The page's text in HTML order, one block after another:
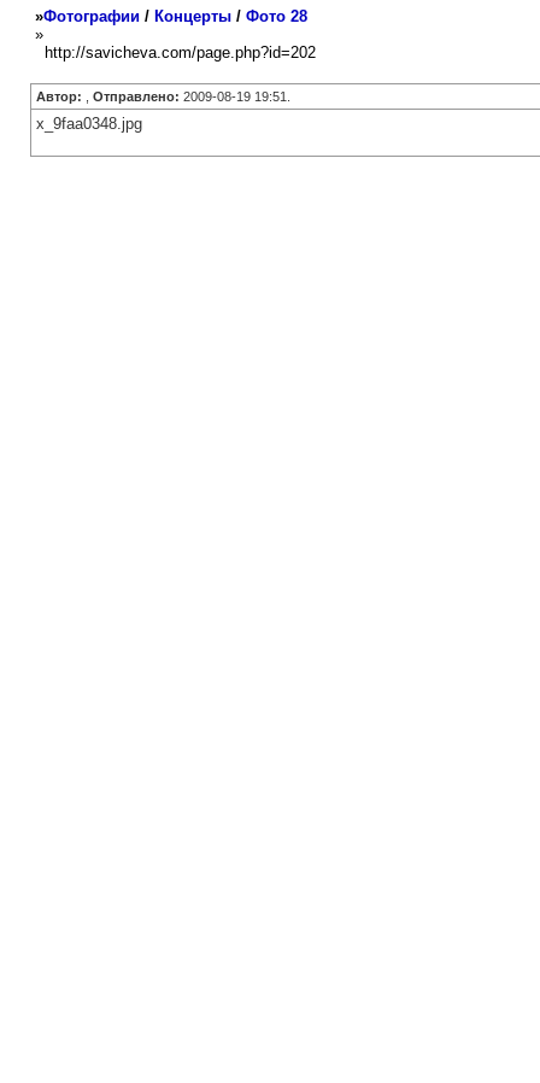
»Фотографии/ Концерты/ Фото 28
»
http://savicheva.com/page.php?id=202
Автор: Отправлено: 2009-08-19 19:51.
x_9faa0348.jpg